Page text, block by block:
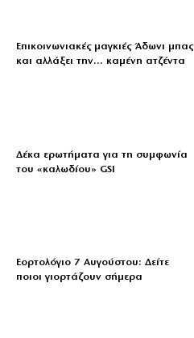
Επικοινωνιακές μαγκιές Άδωνι μπας
και αλλάξει την… καμένη ατζέντα
Δέκα ερωτήματα για τη συμφωνία
του «καλωδίου» GSI
Εορτολόγιο 7 Αυγούστου: Δείτε
ποιοι γιορτάζουν σήμερα